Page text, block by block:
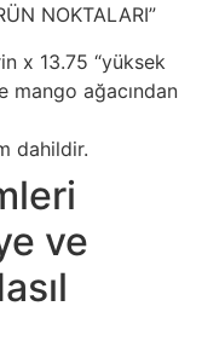
NOKTALARI”
x 13.75 “yüksek
mango ağacından
dahildir.
ve